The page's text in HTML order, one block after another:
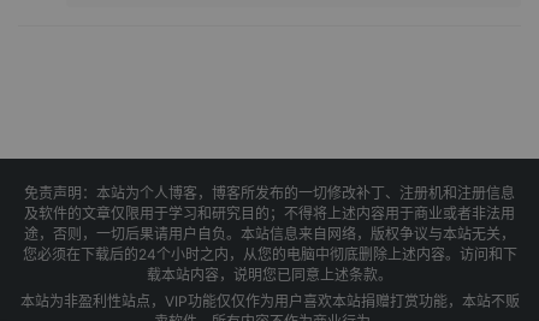
免责声明：本站为个人博客，博客所发布的一切修改补丁、注册机和注册信息
及软件的文章仅限用于学习和研究目的；不得将上述内容用于商业或者非法用
途，否则，一切后果请用户自负。本站信息来自网络，版权争议与本站无关，
您必须在下载后的24个小时之内，从您的电脑中彻底删除上述内容。访问和下
载本站内容，说明您已同意上述条款。
本站为非盈利性站点，VIP功能仅仅作为用户喜欢本站捐赠打赏功能，本站不贩